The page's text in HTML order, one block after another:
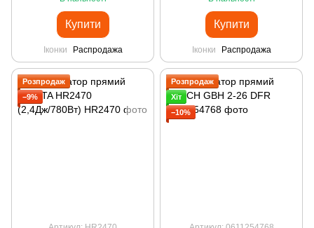
Купити
Іконки Распродажа
Купити
Іконки Распродажа
Розпродаж
−9%
Розпродаж
Хіт
−10%